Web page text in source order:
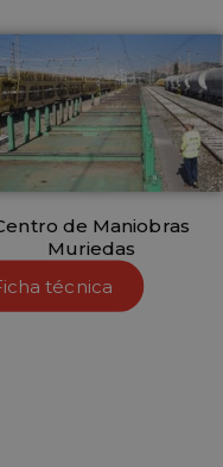
de Maniobras
Muriedas
técnica